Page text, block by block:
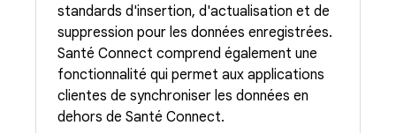
standards d'insertion, d'actualisation et de
suppression pour les données enregistrées.
Santé Connect comprend également une
fonctionnalité qui permet aux applications
clientes de synchroniser les données en
dehors de Santé Connect.